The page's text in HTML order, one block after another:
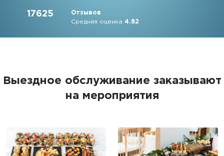
17625
Отзывов
Средняя оценка4.82
Выездное обслуживание заказывают
на мероприятия